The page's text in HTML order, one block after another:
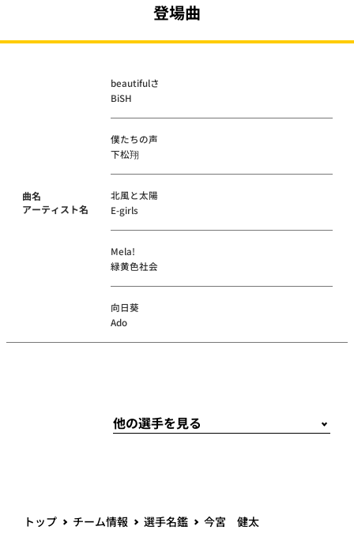
登場曲
曲名
アーティスト名
beautifulさ
BiSH
僕たちの声
下松翔
北風と太陽
E-girls
Mela!
緑黄色社会
向日葵
Ado
トップ チーム情報 選手名鑑 今宮 健太